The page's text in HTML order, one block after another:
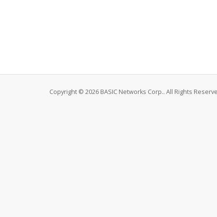
Copyright © 2026 BASIC Networks Corp.. All Rights